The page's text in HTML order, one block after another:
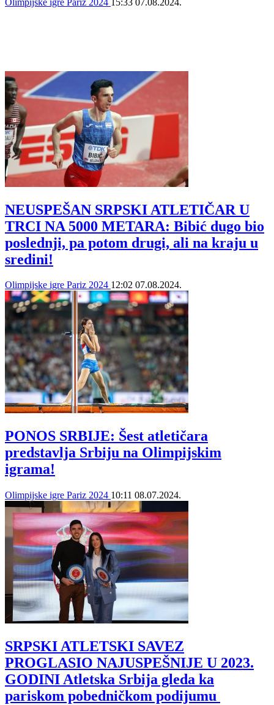
Olimpijske igre Pariz 2024 15:33 07.08.2024.
NEUSPEŠAN SRPSKI ATLETIČAR U
TRCI NA 5000 METARA: Bibić dugo bio
poslednji, pa potom drugi, ali na kraju u
sredini!
Olimpijske igre Pariz 2024 12:02 07.08.2024.
PONOS SRBIJE: Šest atletičara
predstavlja Srbiju na Olimpijskim
igrama!
Olimpijske igre Pariz 2024 10:11 08.07.2024.
SRPSKI ATLETSKI SAVEZ
PROGLASIO NAJUSPEŠNIJE U 2023.
GODINI Atletska Srbija gleda ka
pariskom pobedničkom podijumu